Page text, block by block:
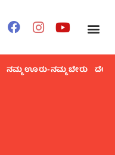
ನಮ್ಮ ಊರು-ನಮ್ಮ ಬೇರು ದೇಶ